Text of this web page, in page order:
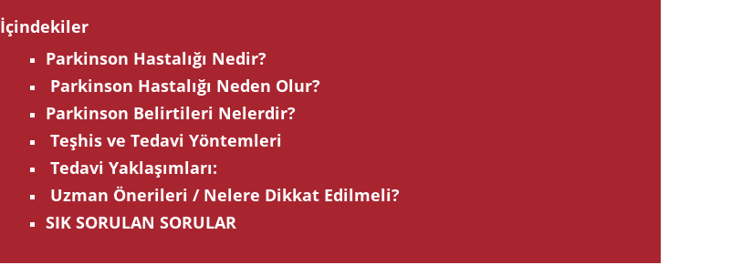
İçindekiler
Parkinson Hastalığı Nedir?
Parkinson Hastalığı Neden Olur?
Parkinson Belirtileri Nelerdir?
Teşhis ve Tedavi Yöntemleri
Tedavi Yaklaşımları:
Uzman Önerileri / Nelere Dikkat Edilmeli?
SIK SORULAN SORULAR